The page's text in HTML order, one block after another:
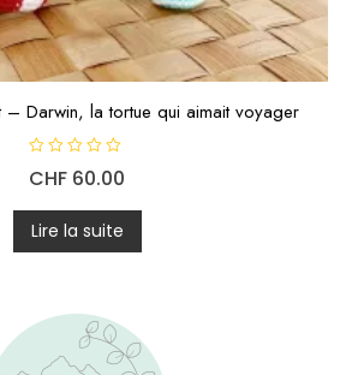
– Darwin, la tortue qui aimait voyager
o
e
0
s
u
CHF 60.00
Lire la suite